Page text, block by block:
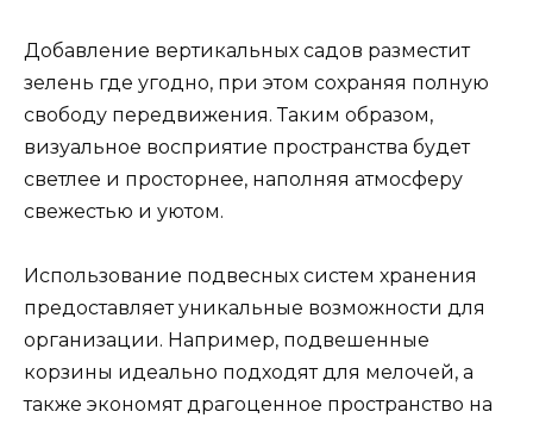
Добавление вертикальных садов разместит
зелень где угодно, при этом сохраняя полную
свободу передвижения. Таким образом,
визуальное восприятие пространства будет
светлее и просторнее, наполняя атмосферу
свежестью и уютом.
Использование подвесных систем хранения
предоставляет уникальные возможности для
организации. Например, подвешенные
корзины идеально подходят для мелочей, а
также экономят драгоценное пространство на